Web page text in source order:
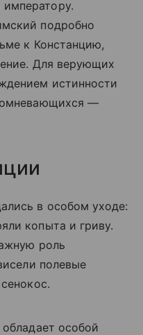
подробно
к Констанцию,
Для верующих
истинности
—
в особом уходе:
копыта и гриву.
роль
полевые
особой